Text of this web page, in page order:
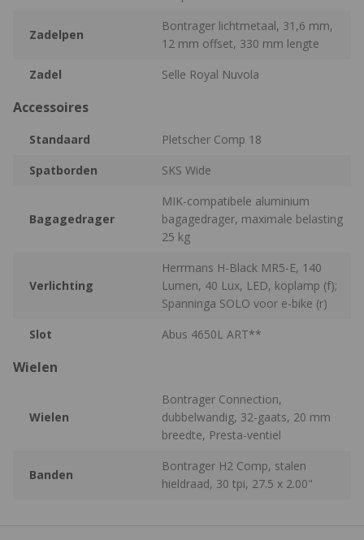
Zadelpen
Bontrager lichtmetaal, 31,6 mm,
12 mm offset, 330 mm lengte
Zadel
Selle Royal Nuvola
Accessoires
Standaard
Pletscher Comp 18
Spatborden
SKS Wide
Bagagedrager
MIK-compatibele aluminium
bagagedrager, maximale belasting
25 kg
Verlichting
Herrmans H-Black MR5-E, 140
Lumen, 40 Lux, LED, koplamp (f);
Spanninga SOLO voor e-bike (r)
Slot
Abus 4650L ART**
Wielen
Wielen
Bontrager Connection,
dubbelwandig, 32-gaats, 20 mm
breedte, Presta-ventiel
Banden
Bontrager H2 Comp, stalen
hieldraad, 30 tpi, 27.5 x 2.00"